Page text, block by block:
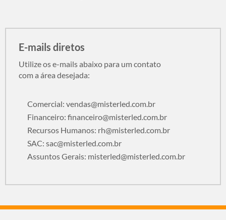
E-mails diretos
Utilize os e-mails abaixo para um contato
com a área desejada:
Comercial: vendas@misterled.com.br
Financeiro: financeiro@misterled.com.br
Recursos Humanos: rh@misterled.com.br
SAC: sac@misterled.com.br
Assuntos Gerais: misterled@misterled.com.br